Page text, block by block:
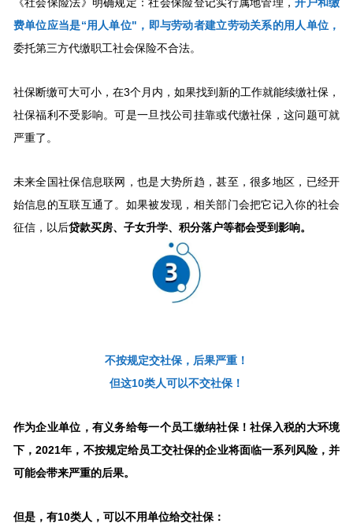
《社会保险法》明确规定：社会保险登记实行属地管理，开户和缴
费单位应当是“用人单位"，即与劳动者建立劳动关系的用人单位，
委托第三方代缴职工社会保险不合法。
社保断缴可大可小，在3个月内，如果找到新的工作就能续缴社保，
社保福利不受影响。可是一旦找公司挂靠或代缴社保，这问题可就
严重了。
未来全国社保信息联网，也是大势所趋，甚至，很多地区，已经开
始信息的互联互通了。如果被发现，相关部门会把它记入你的社会
征信，以后贷款买房、子女升学、积分落户等都会受到影响。
不按规定交社保，后果严重！
但这10类人可以不交社保！
作为企业单位，有义务给每一个员工缴纳社保！社保入税的大环境
下，2021年，不按规定给员工交社保的企业将面临一系列风险，并
可能会带来严重的后果。
但是，有10类人，可以不用单位给交社保：